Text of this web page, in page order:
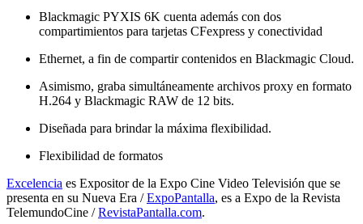
Blackmagic PYXIS 6K cuenta además con dos
compartimientos para tarjetas CFexpress y conectividad
Ethernet, a fin de compartir contenidos en Blackmagic Cloud.
Asimismo, graba simultáneamente archivos proxy en formato
H.264 y Blackmagic RAW de 12 bits.
Diseñada para brindar la máxima flexibilidad.
Flexibilidad de formatos
Excelencia es Expositor de la Expo Cine Video Televisión que se
presenta en su Nueva Era /ExpoPantalla, es a Expo de la Revista
TelemundoCine /RevistaPantalla.com.